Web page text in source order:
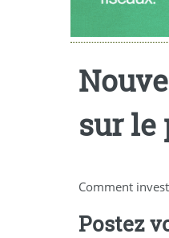
sur le
Comment
Postez